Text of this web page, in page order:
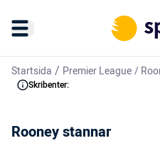
Startsida / Premier League/
Skribenter:
Rooney stannar